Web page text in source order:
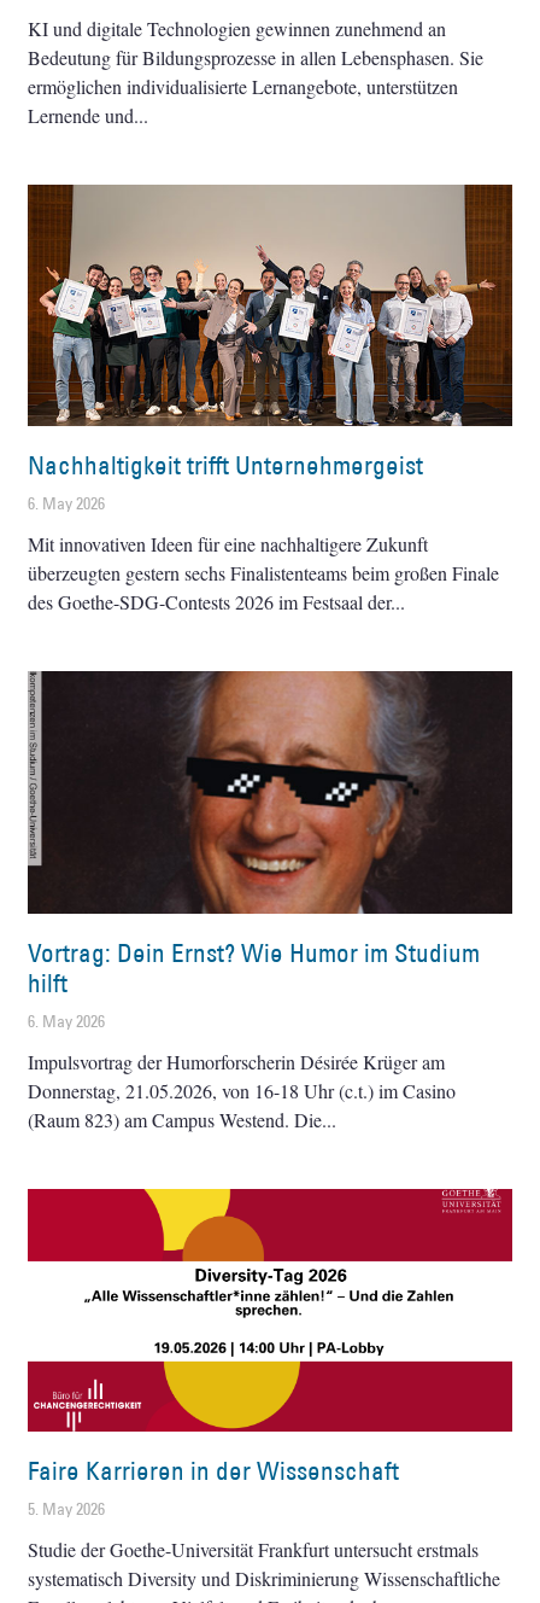
KI und digitale Technologien gewinnen zunehmend an
Bedeutung für Bildungsprozesse in allen Lebensphasen. Sie
ermöglichen individualisierte Lernangebote, unterstützen
Lernende und
Nachhaltigkeit trifft Unternehmergeist
6. May 2026
Mit innovativen Ideen für eine nachhaltigere Zukunft
überzeugten gestern sechs Finalistenteams beim großen Finale
des Goethe-SDG-Contests 2026 im Festsaal der
Vortrag: Dein Ernst? Wie Humor im Studium
hilft
6. May 2026
Impulsvortrag der Humorforscherin Désirée Krüger am
Donnerstag, 21.05.2026, von 16-18 Uhr (c.t.) im Casino
(Raum 823) am Campus Westend. Die
Faire Karrieren in der Wissenschaft
5. May 2026
Studie der Goethe-Universität Frankfurt untersucht erstmals
systematisch Diversity und Diskriminierung Wissenschaftliche